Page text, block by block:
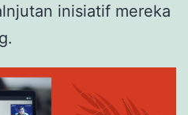
inisiatif mereka